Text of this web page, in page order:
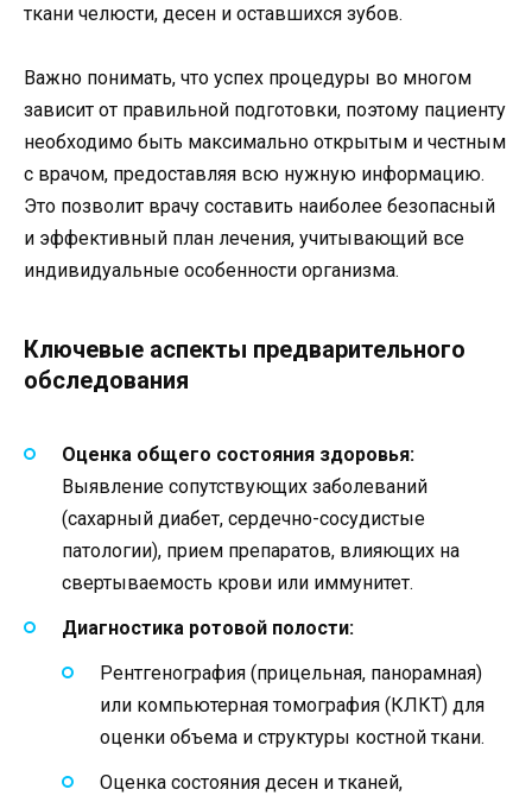
ткани челюсти, десен и оставшихся зубов.
Важно понимать, что успех процедуры во многом
зависит от правильной подготовки, поэтому пациенту
необходимо быть максимально открытым и честным
с врачом, предоставляя всю нужную информацию.
Это позволит врачу составить наиболее безопасный
и эффективный план лечения, учитывающий все
индивидуальные особенности организма.
Ключевые аспекты предварительного
обследования
Оценка общего состояния здоровья:
Выявление сопутствующих заболеваний
(сахарный диабет, сердечно-сосудистые
патологии), прием препаратов, влияющих на
свертываемость крови или иммунитет.
Диагностика ротовой полости:
Рентгенография (прицельная, панорамная)
или компьютерная томография (КЛКТ) для
оценки объема и структуры костной ткани.
Оценка состояния десен и тканей,